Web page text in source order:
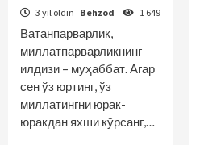
3 yil oldin Behzod 1 649
Ватанпарварлик,
миллатпарварликнинг
илдизи – муҳаббат. Агар
сен ўз юртинг, ўз
миллатингни юрак-
юракдан яхши кўрсанг,…